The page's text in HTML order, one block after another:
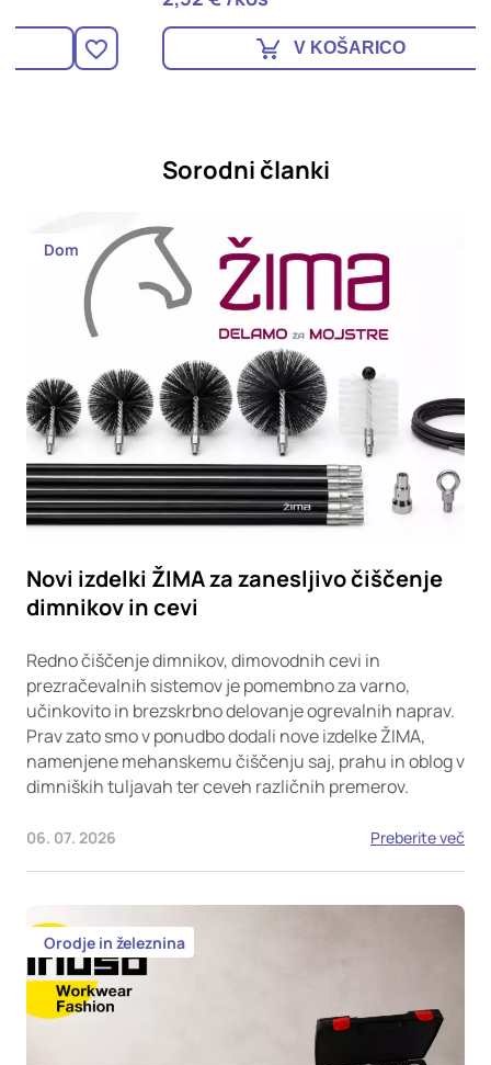
V KOŠARICO
Sorodni članki
Dom
Novi izdelki ŽIMA za zanesljivo čiščenje
dimnikov in cevi
Redno čiščenje dimnikov, dimovodnih cevi in
prezračevalnih sistemov je pomembno za varno,
učinkovito in brezskrbno delovanje ogrevalnih naprav.
Prav zato smo v ponudbo dodali nove izdelke ŽIMA,
namenjene mehanskemu čiščenju saj, prahu in oblog v
dimniških tuljavah ter ceveh različnih premerov.
06. 07. 2026 Preberite več
Orodje in železnina